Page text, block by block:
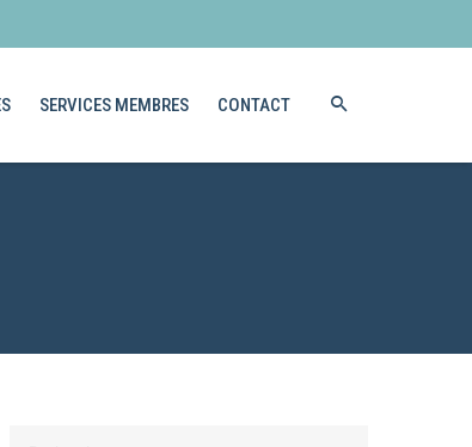
SERVICES MEMBRES CONTACT